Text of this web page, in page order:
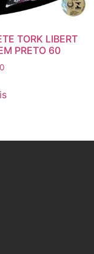
TORK LIBERT
PRETO 60